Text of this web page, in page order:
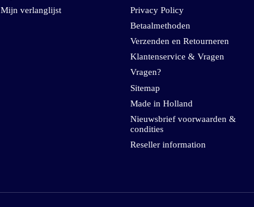
Mijn verlanglijst
Privacy Policy
Betaalmethoden
Verzenden en Retourneren
Klantenservice & Vragen
Vragen?
Sitemap
Made in Holland
Nieuwsbrief voorwaarden &
condities
Reseller information